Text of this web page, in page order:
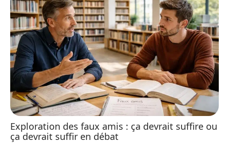
Exploration des faux amis : ça devrait suffire ou
ça devrait suffir en débat